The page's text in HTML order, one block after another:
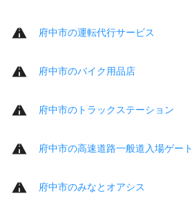
府中市の運転代行サービス
府中市のバイク用品店
府中市のトラックステーション
府中市の高速道路一般道入場ゲート
府中市のみなとオアシス